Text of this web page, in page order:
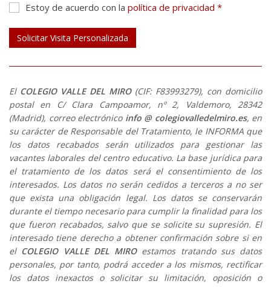
Estoy de acuerdo con la política de privacidad *
Solicitar Visita Personalizada
El COLEGIO VALLE DEL MIRO(CIF: F83993279), con domicilio
postal en C/ Clara Campoamor, nº 2, Valdemoro, 28342
(Madrid), correo electrónico info @ colegiovalledelmiro.es, en
su carácter de Responsable del Tratamiento, le INFORMA que
los datos recabados serán utilizados para gestionar las
vacantes laborales del centro educativo. La base jurídica para
el tratamiento de los datos será el consentimiento de los
interesados. Los datos no serán cedidos a terceros a no ser
que exista una obligación legal. Los datos se conservarán
durante el tiempo necesario para cumplir la finalidad para los
que fueron recabados, salvo que se solicite su supresión. El
interesado tiene derecho a obtener confirmación sobre si en
el COLEGIO VALLE DEL MIROestamos tratando sus datos
personales, por tanto, podrá acceder a los mismos, rectificar
los datos inexactos o solicitar su limitación, oposición o